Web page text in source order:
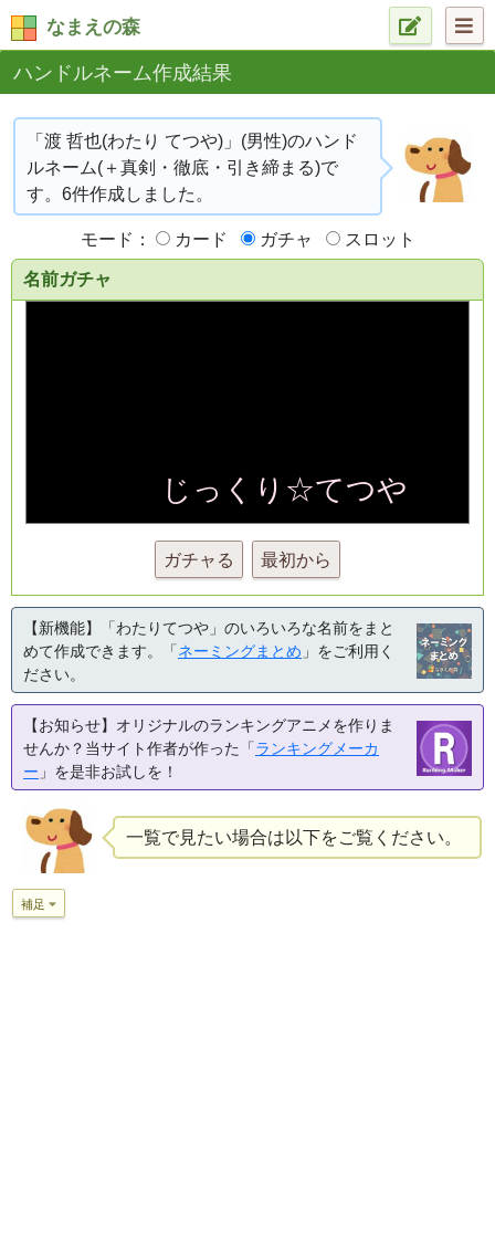
なまえの森
ハンドルネーム作成結果
「渡 哲也(わたり てつや)」(男性)のハンド
ルネーム(＋真剣・徹底・引き締まる)で
す。6件作成しました。
モード： カード ガチャ スロット
名前ガチャ
ガチャる 最初から
【新機能】「わたりてつや」のいろいろな名前をまと
めて作成できます。「ネーミングまとめ 」をご利用く
ださい。
【お知らせ】オリジナルのランキングアニメを作りま
せんか？当サイト作者が作った「ランキングメーカ
ー 」を是非お試しを！
一覧で見たい場合は以下をご覧ください。
補足